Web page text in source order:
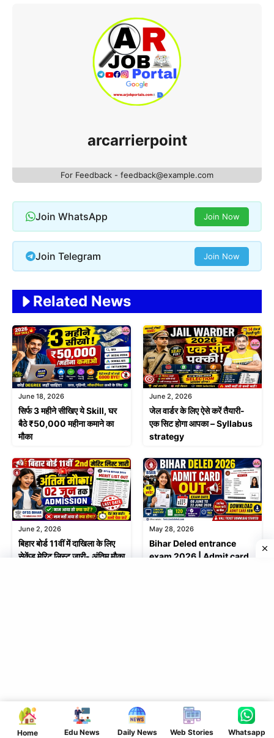
Home Edu News Daily News Web Stories Whatsapp
arcarrierpoint
For Feedback - feedback@example.com
Join WhatsApp Join Now
Join Telegram Join Now
Related News
June 18, 2026
सिर्फ 3 महीने सीखिए ये Skill, घर
बैठे ₹50,000 महीना कमाने का
मौका
June 2, 2026
जेल वार्डर के लिए ऐसे करें तैयारी-
एक सिट होगा आपका – Syllabus
strategy
June 2, 2026
बिहार बोर्ड 11वीं में दाखिला के लिए
सेकेंड मेरिट लिस्ट जारी- अंतिम मौका
May 28, 2026
Bihar Deled entrance
exam 2026 | Admit card